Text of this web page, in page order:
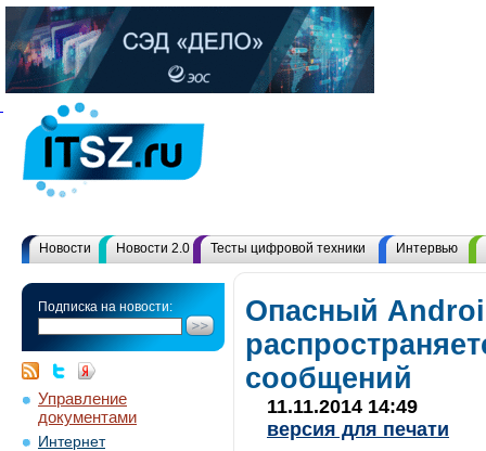
Новости Новости 2.0 Тесты цифровой техники Интервью
Подписка на новости:
Управление
документами
Интернет
Опасный
сообщений
11.11.2014 14:49
версия для печати